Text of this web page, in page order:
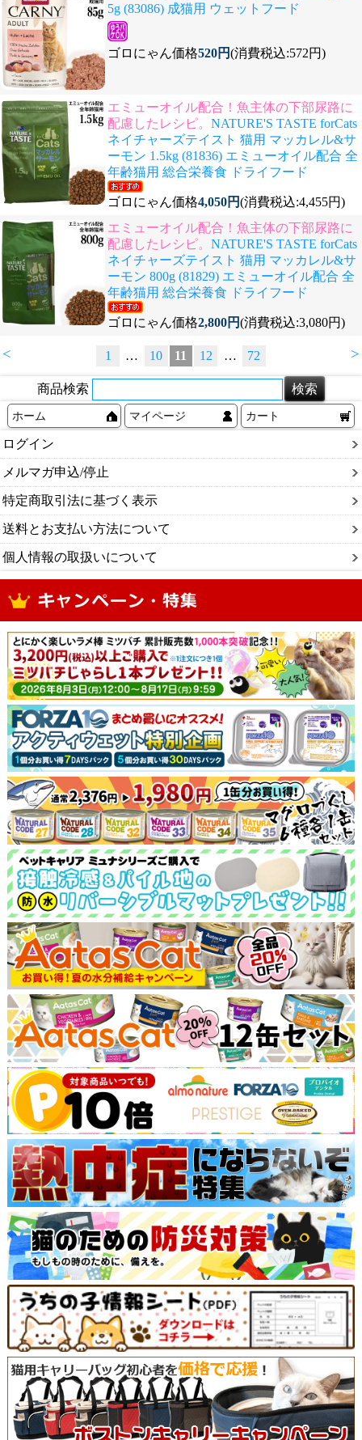
5g (83086) 成猫用 ウェットフード
ゴロにゃん価格520円(消費税込:572円)
エミューオイル配合！魚主体の下部尿路に
配慮したレシピ。 NATURE'S TASTE forCats
ネイチャーズテイスト 猫用 マッカレル&サ
ーモン 1.5kg (81836) エミューオイル配合 全
年齢猫用 総合栄養食 ドライフード
ゴロにゃん価格4,050円(消費税込:4,455円)
エミューオイル配合！魚主体の下部尿路に
配慮したレシピ。 NATURE'S TASTE forCats
ネイチャーズテイスト 猫用 マッカレル&サ
ーモン 800g (81829) エミューオイル配合 全
年齢猫用 総合栄養食 ドライフード
ゴロにゃん価格2,800円(消費税込:3,080円)
< >
1 … 10 11 12 … 72
商品検索
ホーム マイページ カート
ログイン
メルマガ申込/停止
特定商取引法に基づく表示
送料とお支払い方法について
個人情報の取扱いについて